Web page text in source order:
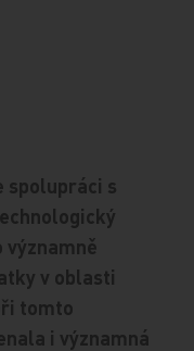
spolupráci s
v oblasti
tomto
i významná